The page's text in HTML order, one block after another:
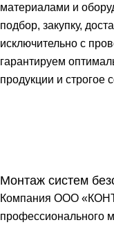
материалами и
подбор, закупку,
исключительно с
гарантируем
продукции и строгое
Монтаж систем
Компания ООО
профессионального